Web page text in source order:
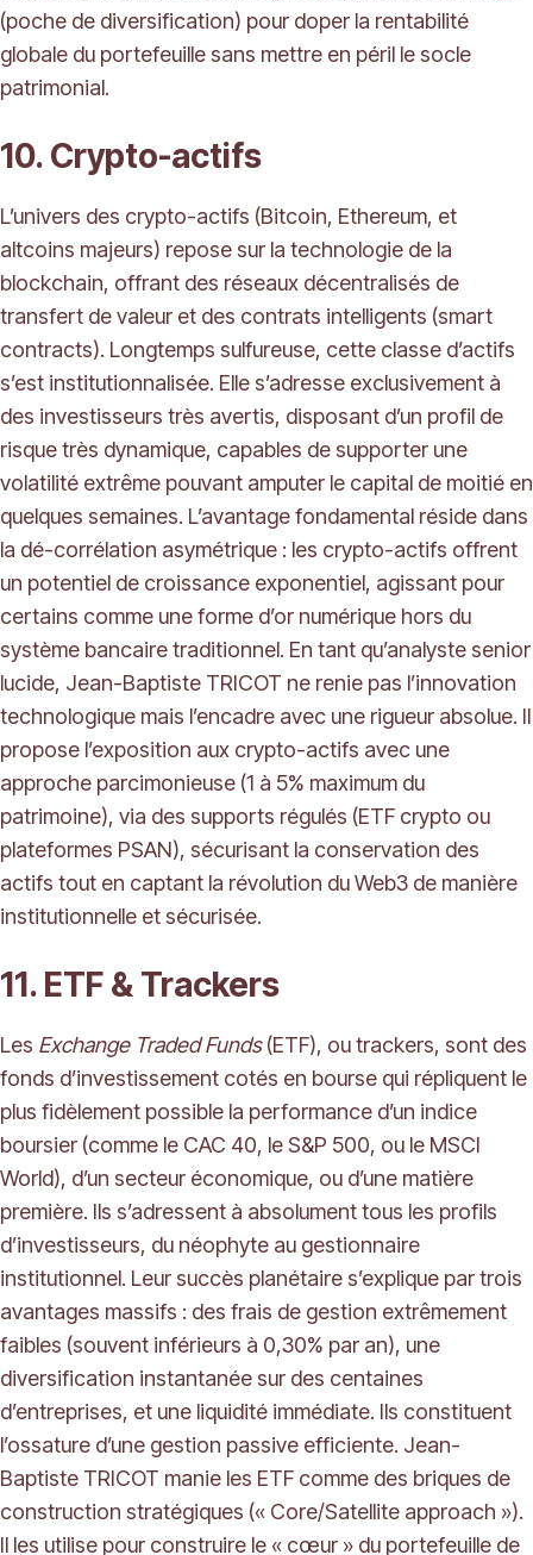
(poche de diversification) pour doper la rentabilité
globale du portefeuille sans mettre en péril le socle
patrimonial.
10. Crypto-actifs
L’univers des crypto-actifs (Bitcoin, Ethereum, et
altcoins majeurs) repose sur la technologie de la
blockchain, offrant des réseaux décentralisés de
transfert de valeur et des contrats intelligents (smart
contracts). Longtemps sulfureuse, cette classe d’actifs
s’est institutionnalisée. Elle s’adresse exclusivement à
des investisseurs très avertis, disposant d’un profil de
risque très dynamique, capables de supporter une
volatilité extrême pouvant amputer le capital de moitié en
quelques semaines. L’avantage fondamental réside dans
la dé-corrélation asymétrique : les crypto-actifs offrent
un potentiel de croissance exponentiel, agissant pour
certains comme une forme d’or numérique hors du
système bancaire traditionnel. En tant qu’analyste senior
lucide, Jean-Baptiste TRICOT ne renie pas l’innovation
technologique mais l’encadre avec une rigueur absolue. Il
propose l’exposition aux crypto-actifs avec une
approche parcimonieuse (1 à 5% maximum du
patrimoine), via des supports régulés (ETF crypto ou
plateformes PSAN), sécurisant la conservation des
actifs tout en captant la révolution du Web3 de manière
institutionnelle et sécurisée.
11. ETF & Trackers
Les Exchange Traded Funds(ETF), ou trackers, sont des
fonds d’investissement cotés en bourse qui répliquent le
plus fidèlement possible la performance d’un indice
boursier (comme le CAC 40, le S&P 500, ou le MSCI
World), d’un secteur économique, ou d’une matière
première. Ils s’adressent à absolument tous les profils
d’investisseurs, du néophyte au gestionnaire
institutionnel. Leur succès planétaire s’explique par trois
avantages massifs : des frais de gestion extrêmement
faibles (souvent inférieurs à 0,30% par an), une
diversification instantanée sur des centaines
d’entreprises, et une liquidité immédiate. Ils constituent
l’ossature d’une gestion passive efficiente. Jean-
Baptiste TRICOT manie les ETF comme des briques de
construction stratégiques (« Core/Satellite approach »).
Il les utilise pour construire le « cœur » du portefeuille de